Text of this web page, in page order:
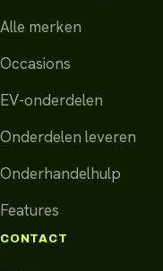
Alle merken
Occasions
EV-onderdelen
Onderdelen leveren
Onderhandelhulp
Features
CONTACT